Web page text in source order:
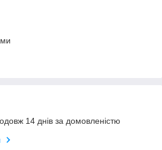
14 днів за домовленістю